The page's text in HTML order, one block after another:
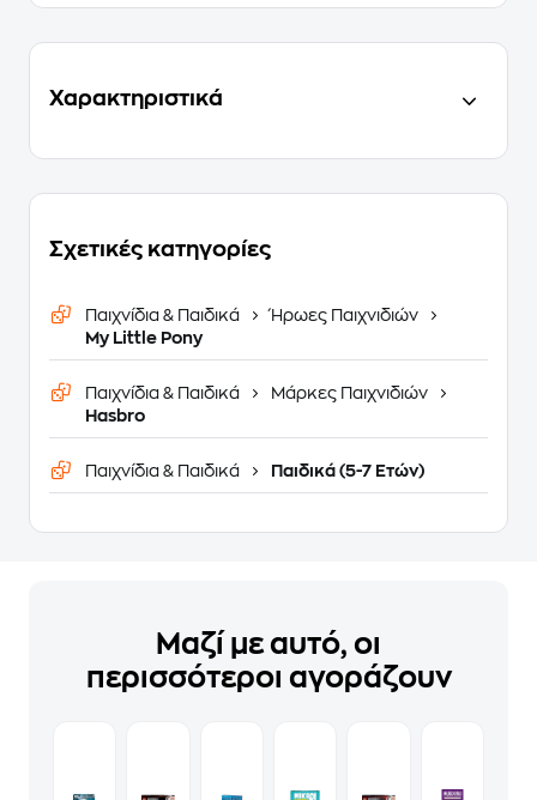
Χαρακτηριστικά
Σχετικές κατηγορίες
Παιχνίδια & Παιδικά
Ήρωες Παιχνιδιών
My Little Pony
Παιχνίδια & Παιδικά
Μάρκες Παιχνιδιών
Hasbro
Παιχνίδια & Παιδικά Παιδικά (5-7 Ετών)
Μαζί με αυτό, οι
περισσότεροι αγοράζουν